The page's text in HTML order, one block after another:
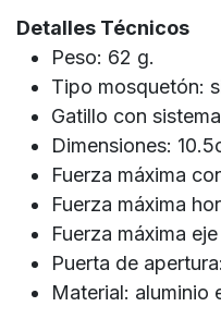
Detalles Técnicos
Peso: 62 g.
Tipo mosquetón:
Gatillo con
Dimensiones:
Fuerza máxima
Fuerza máxima
Fuerza máxima
Puerta de
Material: aluminio